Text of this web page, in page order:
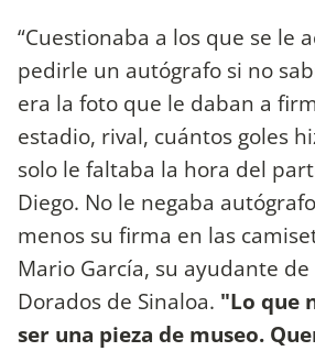
“Cuestionaba a los que se le
pedirle un autógrafo si no
era la foto que le daban a
estadio, rival, cuántos goles
solo le faltaba la hora del
Diego. No le negaba
menos su firma en las
Mario García, su ayudante
Dorados de Sinaloa. "Lo que
ser una pieza de museo.